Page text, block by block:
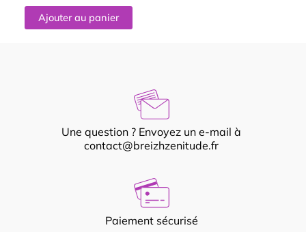
Ajouter au panier
Une question ? Envoyez un e-mail à
contact@breizhzenitude.fr
Paiement sécurisé